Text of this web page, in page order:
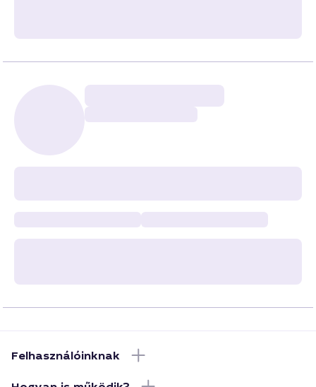
Felhasználóinknak